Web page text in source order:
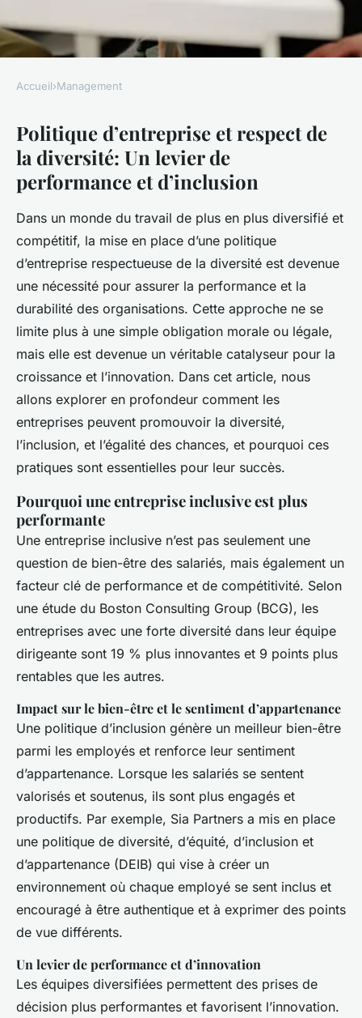
MANAGEMENT
Politique d'entreprise et
respect de la diversité
Accueil›Management
Politique d’entreprise et respect de
la diversité: Un levier de
performance et d’inclusion
Dans un monde du travail de plus en plus diversifié et
compétitif, la mise en place d’une politique
d’entreprise respectueuse de la diversité est devenue
une nécessité pour assurer la performance et la
durabilité des organisations. Cette approche ne se
limite plus à une simple obligation morale ou légale,
mais elle est devenue un véritable catalyseur pour la
croissance et l’innovation. Dans cet article, nous
allons explorer en profondeur comment les
entreprises peuvent promouvoir la diversité,
l’inclusion, et l’égalité des chances, et pourquoi ces
pratiques sont essentielles pour leur succès.
Pourquoi une entreprise inclusive est plus
performante
Une entreprise inclusive n’est pas seulement une
question de bien-être des salariés, mais également un
facteur clé de performance et de compétitivité. Selon
une étude du Boston Consulting Group (BCG), les
entreprises avec une forte diversité dans leur équipe
dirigeante sont 19 % plus innovantes et 9 points plus
rentables que les autres.
Impact sur le bien-être et le sentiment d’appartenance
Une politique d’inclusion génère un meilleur bien-être
parmi les employés et renforce leur sentiment
d’appartenance. Lorsque les salariés se sentent
valorisés et soutenus, ils sont plus engagés et
productifs. Par exemple, Sia Partners a mis en place
une politique de diversité, d’équité, d’inclusion et
d’appartenance (DEIB) qui vise à créer un
environnement où chaque employé se sent inclus et
encouragé à être authentique et à exprimer des points
de vue différents.
Un levier de performance et d’innovation
Les équipes diversifiées permettent des prises de
décision plus performantes et favorisent l’innovation.